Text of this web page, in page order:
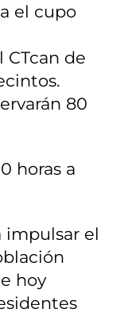
el cupo
CTcan de
80
horas a
impulsar el
hoy